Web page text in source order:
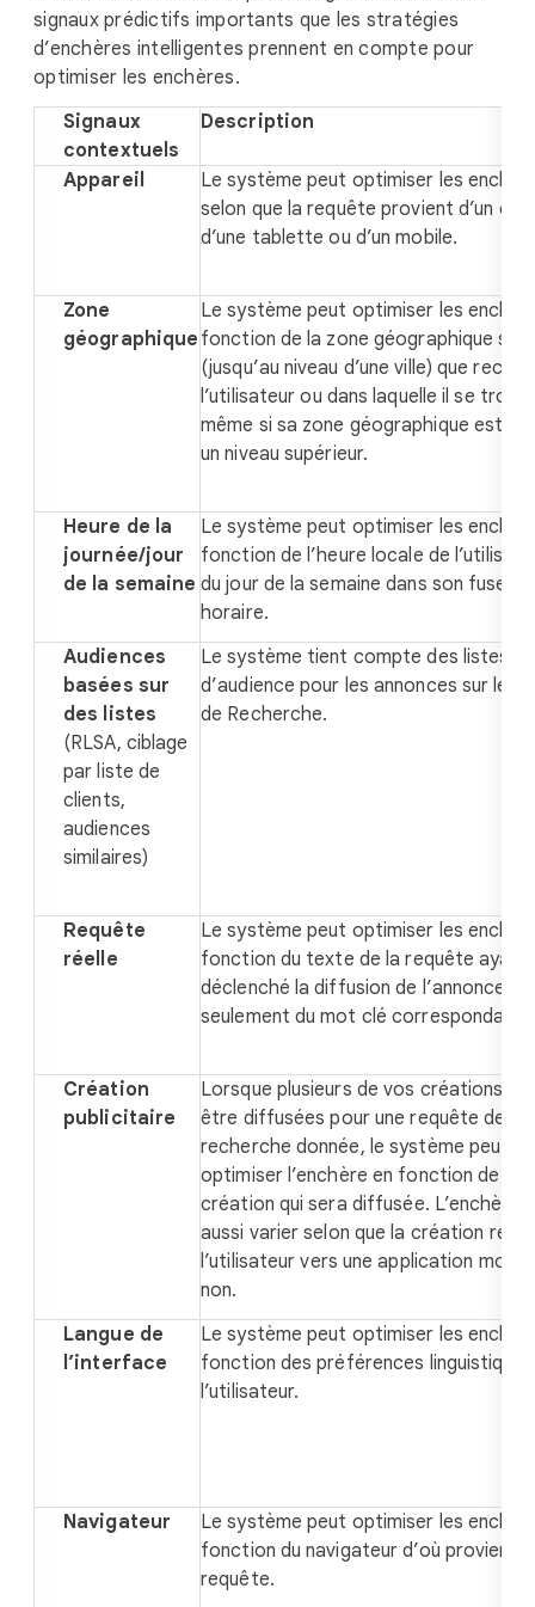
signaux prédictifs importants que les stratégies
d’enchères intelligentes prennent en compte pour
optimiser les enchères.
Signaux
contextuels
Description
Appareil
Le système peut optimiser les
selon que la requête provient d’un
d’une tablette ou d’un mobile.
Zone
géographique
Le système peut optimiser les
fonction de la zone géographique
(jusqu’au niveau d’une ville) que
l’utilisateur ou dans laquelle il se
même si sa zone géographique est
un niveau supérieur.
Heure de la
journée/jour
de la semaine
Le système peut optimiser les
fonction de l’heure locale de
du jour de la semaine dans son fuseau
horaire.
Audiences
basées sur
des listes
(RLSA, ciblage
par liste de
clients,
audiences
similaires)
Le système tient compte des listes
d’audience pour les annonces sur le
de Recherche.
Requête
réelle
Le système peut optimiser les
fonction du texte de la requête ayant
déclenché la diffusion de l’annonce,
seulement du mot clé correspondant.
Création
publicitaire
Lorsque plusieurs de vos créations
être diffusées pour une requête de
recherche donnée, le système peut
optimiser l’enchère en fonction de la
création qui sera diffusée. L’enchère
aussi varier selon que la création
l’utilisateur vers une application
non.
Langue de
l’interface
Le système peut optimiser les
fonction des préférences
l’utilisateur.
Navigateur
Le système peut optimiser les
fonction du navigateur d’où provient
requête.